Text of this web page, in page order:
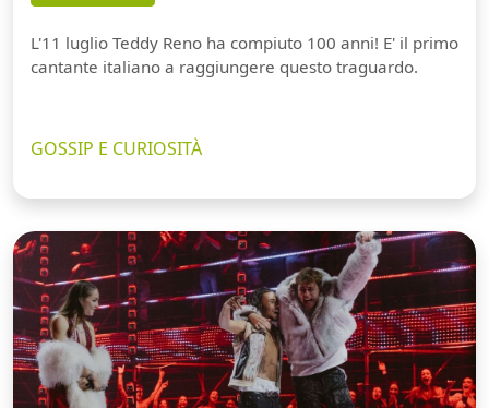
L'11 luglio Teddy Reno ha compiuto 100 anni! E' il primo
cantante italiano a raggiungere questo traguardo.
GOSSIP E CURIOSITÀ